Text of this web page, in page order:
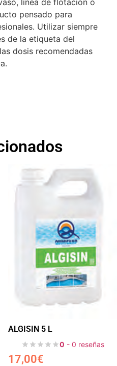
línea de flotación o
pensado para
Utilizar siempre
de la etiqueta del
dosis recomendadas
ALGISIN 5 L
0 - 0 reseñas
17,00€